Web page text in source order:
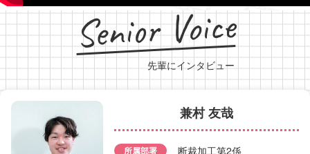
Senior Voice
先輩にインタビュー
兼村 友哉
所属部署 断裁加工第2係速水 健也